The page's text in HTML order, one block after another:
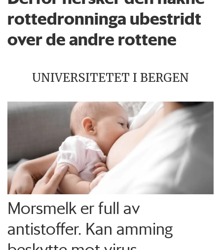
rottedronninga ubestridt
over de andre rottene
UNIVERSITETET I BERGEN
Morsmelk er full av
antistoffer. Kan amming